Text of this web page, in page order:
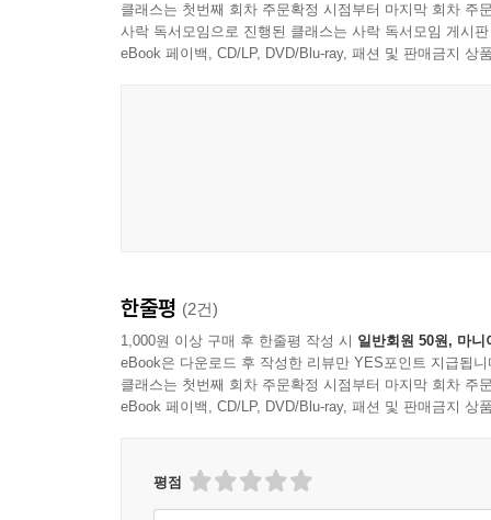
클래스는 첫번째 회차 주문확정 시점부터 마지막 회차 주
사락 독서모임으로 진행된 클래스는 사락 독서모임 게시
eBook 페이백, CD/LP, DVD/Blu-ray, 패션 및 판매금지 상
한줄평 (2건)
1,000원 이상 구매 후 한줄평 작성 시 일반회원 50원, 마니
eBook은 다운로드 후 작성한 리뷰만 YES포인트 지급됩니
클래스는 첫번째 회차 주문확정 시점부터 마지막 회차 주
eBook 페이백, CD/LP, DVD/Blu-ray, 패션 및 판매금지 상
평점